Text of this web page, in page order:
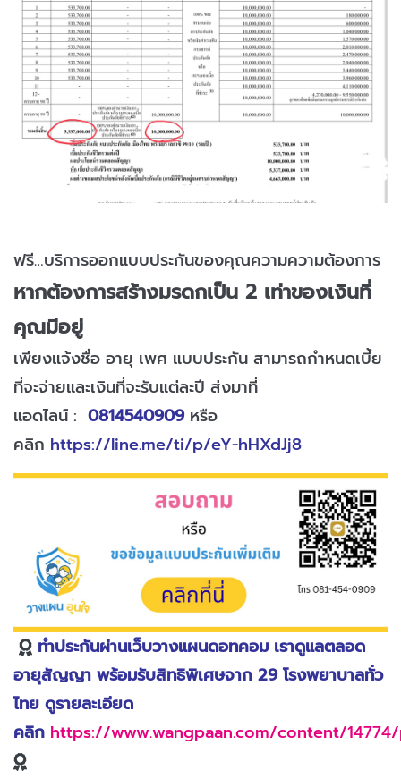
ฟรี…บริการออกแบบประกันของคุณความความต้องการ
หากต้องการสร้างมรดกเป็น 2 เท่าของเงินที่
คุณมีอยู่
เพียงแจ้งชื่อ อายุ เพศ แบบประกัน สามารถกำหนดเบี้ย
ที่จะจ่ายและเงินที่จะรับแต่ละปี ส่งมาที่
แอดไลน์ : 0814540909 หรือ
คลิก https://line.me/ti/p/eY-hHXdJj8
ทำประกันผ่านเว็บวางแผนดอทคอม เราดูแลตลอด
อายุสัญญา พร้อมรับสิทธิพิเศษจาก 29 โรงพยาบาลทั่ว
ไทย ดูรายละเอียด
คลิก https://www.wangpaan.com/content/